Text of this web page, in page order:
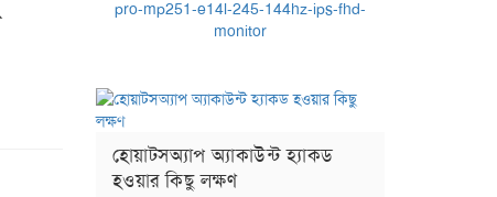
হোয়াটসঅ্যাপ অ্যাকাউন্ট হ্যাকড
হওয়ার কিছু লক্ষণ